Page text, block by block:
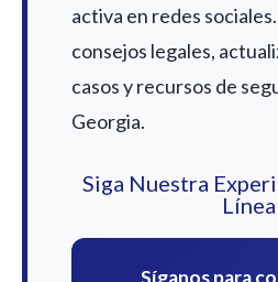
activa en redes
consejos legales,
casos y recursos de
Georgia.
Siga Nuestra
Línea
Síganos para